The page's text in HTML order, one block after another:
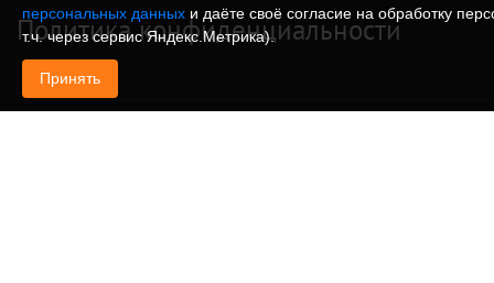
Политика конфиденциальности
персональных данных и даёте своё согласие на обработку
т.ч. через сервис Яндекс.Метрика).
Принять